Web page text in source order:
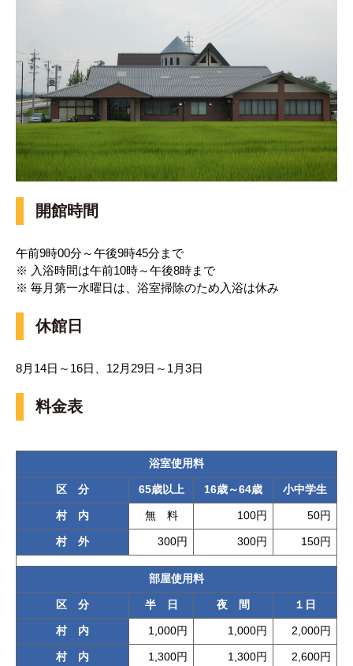
開館時間
午前9時00分～午後9時45分まで
※ 入浴時間は午前10時～午後8時まで
※ 毎月第一水曜日は、浴室掃除のため入浴は休み
休館日
8月14日～16日、12月29日～1月3日
料金表
浴室使用料
区 分 65歳以上 16歳～64歳 小中学生
村 内 無 料 100円 50円
村 外 300円 300円 150円
部屋使用料
区 分 半 日 夜 間 １日
村 内 1,000円 1,000円 2,000円
村 内
1,300円 1,300円 2,600円